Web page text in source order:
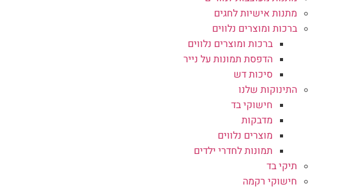
מתנות אישיות לחגים
ברכות ומוצרים נלווים
ברכות ומוצרים נלווים
הדפסת תמונות על נייר
סיכות דש
התינוקות שלנו
חישוקי בד
מדבקות
מוצרים נלווים
תמונות לחדרי ילדים
תיקי בד
חישוקי רקמה